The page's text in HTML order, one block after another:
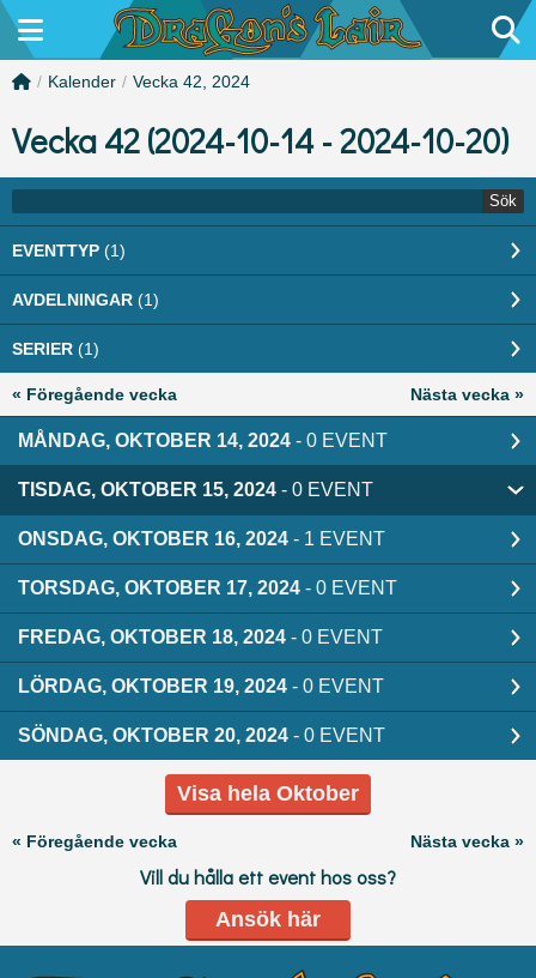
/ Kalender / Vecka 42, 2024
Vecka 42 (2024-10-14 - 2024-10-20)
Sök
EVENTTYP (1)
AVDELNINGAR (1)
SERIER (1)
« Föregående vecka Nästa vecka »
MÅNDAG, OKTOBER 14, 2024 - 0 EVENT
TISDAG, OKTOBER 15, 2024 - 0 EVENT
ONSDAG, OKTOBER 16, 2024 - 1 EVENT
TORSDAG, OKTOBER 17, 2024 - 0 EVENT
FREDAG, OKTOBER 18, 2024 - 0 EVENT
LÖRDAG, OKTOBER 19, 2024 - 0 EVENT
SÖNDAG, OKTOBER 20, 2024 - 0 EVENT
Visa hela Oktober
« Föregående vecka Nästa vecka »
Vill du hålla ett event hos oss?
Ansök här